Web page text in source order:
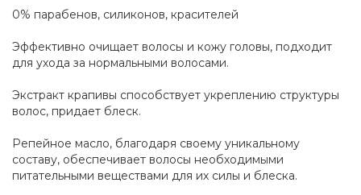
0% парабенов, силиконов, красителей
Эффективно очищает волосы и кожу головы, подходит
для ухода за нормальными волосами.
Экстракт крапивы способствует укреплению структуры
волос, придает блеск.
Репейное масло, благодаря своему уникальному
составу, обеспечивает волосы необходимыми
питательными веществами для их силы и блеска.